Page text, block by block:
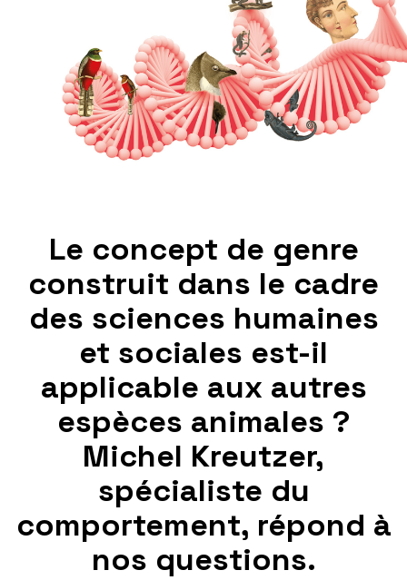
Le concept de genre
construit dans le cadre
des sciences humaines
et sociales est-il
applicable aux autres
espèces animales ?
Michel Kreutzer,
spécialiste du
comportement, répond à
nos questions.